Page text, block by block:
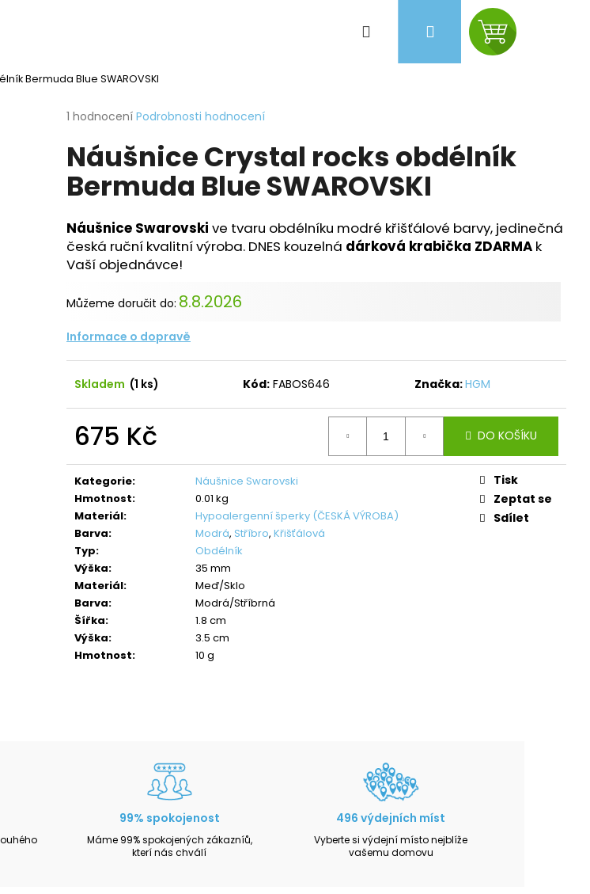
PřihlášeníNákupní
Bermuda Blue SWAROVSKI
Průměrné
produktu
je
5,0
hvězdiček.
1 hodnocení Podrobnosti hodnocení
Náušnice Crystal rocks obdélník
Bermuda Blue SWAROVSKI
Náušnice Swarovski ve tvaru obdélníku modré křišťálové barvy, jedinečná
česká ruční kvalitní výroba. DNES kouzelná dárková krabička ZDARMA k
Vaší objednávce!
Můžeme doručit do: 8.8.2026
Informace o dopravě
Skladem (1 ks) Kód: FABOS646 Značka:HGM
675 Kč
cena:
DO KOŠÍKU
Kategorie:
Náušnice Swarovski
Hmotnost:
0.01 kg
Materiál:
Hypoalergenní šperky (ČESKÁ VÝROBA)
Barva: Modrá, Stříbro, Křišťálová
Typ:
Obdélník
Výška:
35 mm
Materiál:
Meď/Sklo
Barva:
Modrá/Stříbrná
Šířka:
1.8 cm
Výška:
3.5 cm
Hmotnost: 10 g
Tisk
Zeptat se
Sdílet
99% spokojenost
Máme 99% spokojených zákazníů,
kterí nás chválí
496 výdejních míst
Vyberte si výdejní místo nejblíže
vašemu domovu
najít?
HLEDAT
NÁHRDELNÍK ANDĚL ŠTĚSTÍ LIGHT
420 Kč
Původně:699 Kč